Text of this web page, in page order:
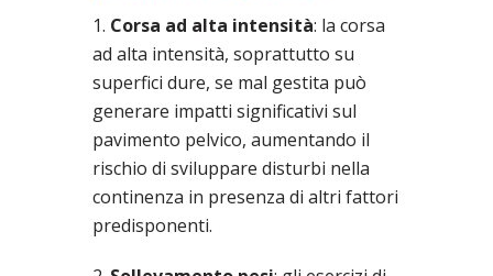
1. Corsa ad alta intensità: la corsa
ad alta intensità, soprattutto su
superfici dure, se mal gestita può
generare impatti significativi sul
pavimento pelvico, aumentando il
rischio di sviluppare disturbi nella
continenza in presenza di altri fattori
predisponenti.